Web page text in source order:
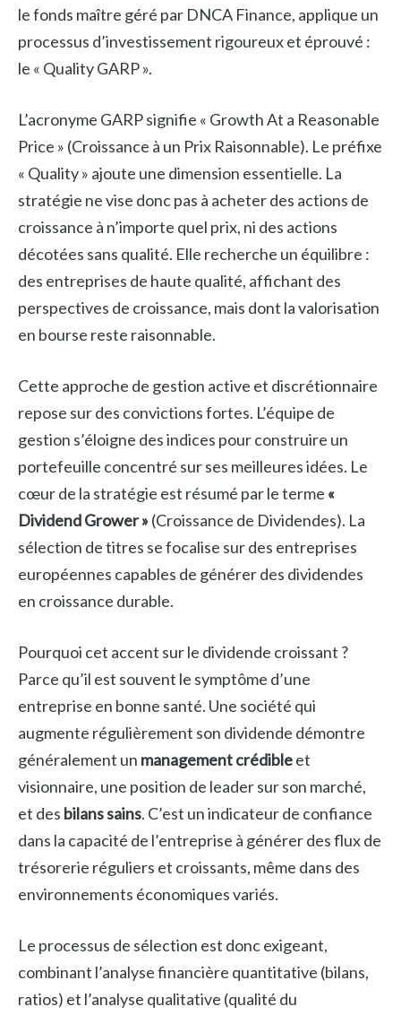
le fonds maître géré par DNCA Finance, applique un
processus d’investissement rigoureux et éprouvé :
le « Quality GARP ».
L’acronyme GARP signifie « Growth At a Reasonable
Price » (Croissance à un Prix Raisonnable). Le préfixe
« Quality » ajoute une dimension essentielle. La
stratégie ne vise donc pas à acheter des actions de
croissance à n’importe quel prix, ni des actions
décotées sans qualité. Elle recherche un équilibre :
des entreprises de haute qualité, affichant des
perspectives de croissance, mais dont la valorisation
en bourse reste raisonnable.
Cette approche de gestion active et discrétionnaire
repose sur des convictions fortes. L’équipe de
gestion s’éloigne des indices pour construire un
portefeuille concentré sur ses meilleures idées. Le
cœur de la stratégie est résumé par le terme «
Dividend Grower » (Croissance de Dividendes). La
sélection de titres se focalise sur des entreprises
européennes capables de générer des dividendes
en croissance durable.
Pourquoi cet accent sur le dividende croissant ?
Parce qu’il est souvent le symptôme d’une
entreprise en bonne santé. Une société qui
augmente régulièrement son dividende démontre
généralement un management crédibleet
visionnaire, une position de leader sur son marché,
et des bilans sains. C’est un indicateur de confiance
dans la capacité de l’entreprise à générer des flux de
trésorerie réguliers et croissants, même dans des
environnements économiques variés.
Le processus de sélection est donc exigeant,
combinant l’analyse financière quantitative (bilans,
ratios) et l’analyse qualitative (qualité du